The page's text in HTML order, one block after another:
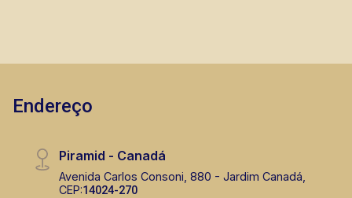
Endereço
Piramid - Canadá
Avenida Carlos Consoni, 880 - Jardim Canadá,
CEP:14024-270